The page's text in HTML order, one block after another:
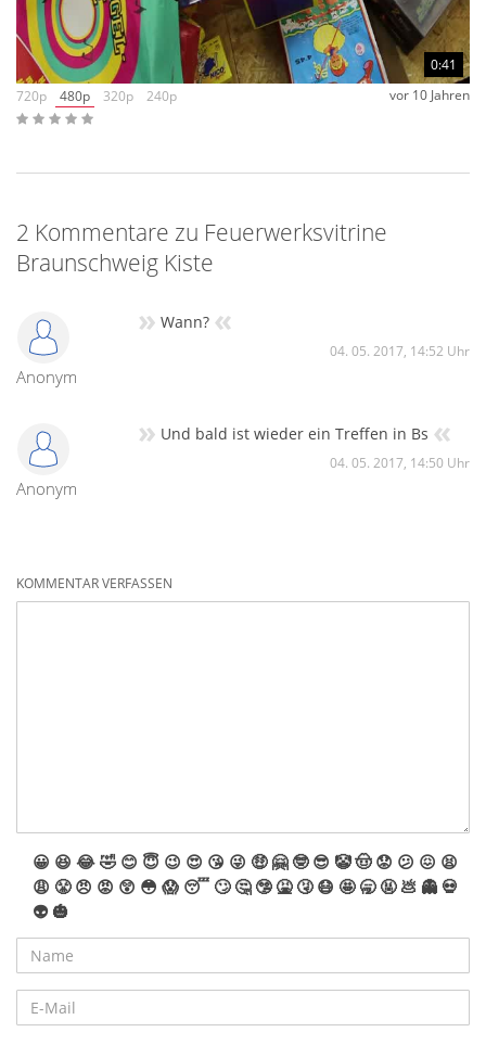
0:41
720p
480p 320p 240p vor 10 Jahren
2 Kommentare zu Feuerwerksvitrine
Braunschweig Kiste
Anonym
» Wann? «
04. 05. 2017, 14:52 Uhr
Anonym
» Und bald ist wieder ein Treffen in Bs «
04. 05. 2017, 14:50 Uhr
KOMMENTAR VERFASSEN
😀 😆 😂🤣 😊 😇 😉 😍 😘 😜 🤑 🤗 🤓 😎 🤡🤠 😟 😕 😖 😫
😩 😤 😠 😡 😲 😳 😱 😴 🙄 🤔 🤥 🤮 🤧 😷 🤩 🥱 🤬 💩 👻 💀
👽 🎃